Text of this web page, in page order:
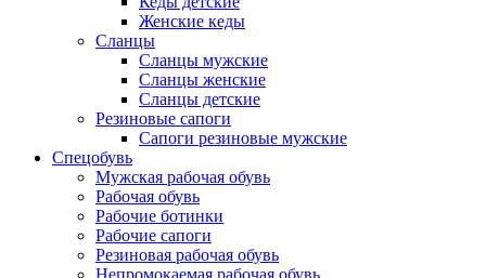
Женские кеды
Сланцы
Сланцы мужские
Сланцы женские
Сланцы детские
Резиновые сапоги
Сапоги резиновые мужские
Спецобувь
Мужская рабочая обувь
Рабочая обувь
Рабочие ботинки
Рабочие сапоги
Резиновая рабочая обувь
Непромокаемая рабочая обувь